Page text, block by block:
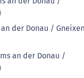
der Donau /
an der Donau /